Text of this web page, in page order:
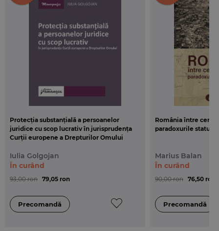
informare a publicului larg asupra conditiilor exercitarii
dreptului la libera circulatie in contextul proceselor de
globalizare.
Protecția substanțială a persoanelor
juridice cu scop lucrativ în jurisprudența
Curții europene a Drepturilor Omului
Iulia Golgojan
93,00 ron 79,05 ron
În curând
România între
paradoxurile
Marius Balan
90,00 ron 76,50 ron
În curând